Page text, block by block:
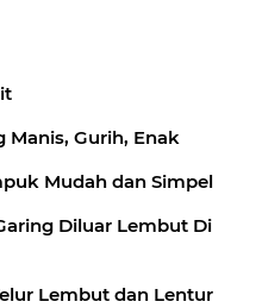
Manis, Gurih, Enak
Mudah dan Simpel
Diluar Lembut Di
Lembut dan Lentur